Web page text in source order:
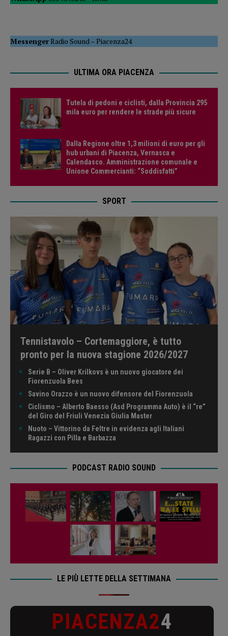
MessengerRadio Sound–Piacenza24
ULTIMA ORA PIACENZA
Tutela di pedoni e ciclisti, dalla Provincia 295
mila euro per rendere le strade più sicure
Dalla Regione oltre 1,3 milioni di euro per gli
hub urbani di Piacenza, Vernasca e
Calendasco. Amministrazione comunale e
Unione Commercianti: “Soddisfatti”
SPORT
Tennistavolo – Cortemaggiore, è tutto
pronto per la nuova stagione 2026/2027
Serie B – Oliver Krilkovs è un nuovo giocatore dei
Fiorenzuola Bees
Savino Orazzo è un nuovo difensore del Fiorenzuola
Ciclismo – Alberto Baesso (Asd Programma Auto) è il “re”
del Giro del Friuli Venezia Giulia Master
Nuoto – Vittorino da Feltre in evidenza agli Italiani
Ragazzi con Pilla e Barbazza
PODCAST RADIO SOUND
LE PIÙ LETTE DELLA SETTIMANA
PIACENZA24